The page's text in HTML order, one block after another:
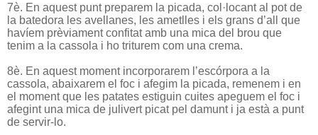
7è. En aquest punt preparem la picada, col·locant al pot de
la batedora les avellanes, les ametlles i els grans d’all que
havíem prèviament confitat amb una mica del brou que
tenim a la cassola i ho triturem com una crema.
8è. En aquest moment incorporarem l’escórpora a la
cassola, abaixarem el foc i afegim la picada, remenem i en
el moment que les patates estiguin cuites apeguem el foc i
afegint una mica de julivert picat pel damunt i ja està a punt
de servir-lo.